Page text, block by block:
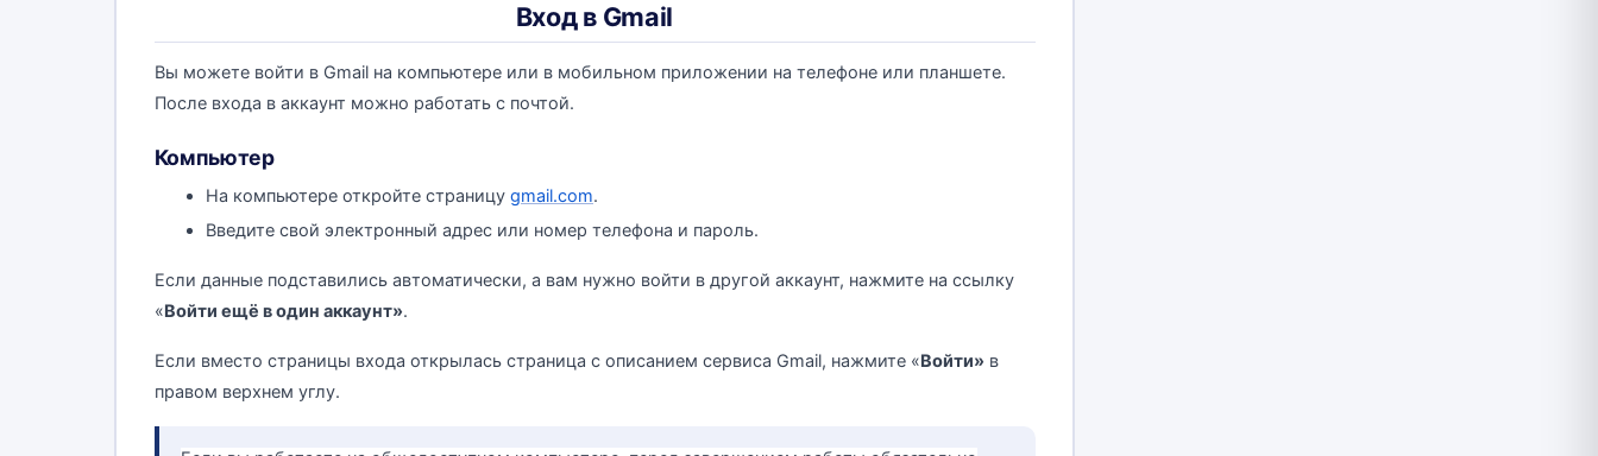
Вход в Gmail
Вы можете войти в Gmail на компьютере или в мобильном приложении на телефоне или планшете.
После входа в аккаунт можно работать с почтой.
Компьютер
На компьютере откройте страницу gmail.com.
Введите свой электронный адрес или номер телефона и пароль.
Если данные подставились автоматически, а вам нужно войти в другой аккаунт, нажмите на ссылку
«Войти ещё в один аккаунт».
Если вместо страницы входа открылась страница с описанием сервиса Gmail, нажмите «Войти» в
правом верхнем углу.